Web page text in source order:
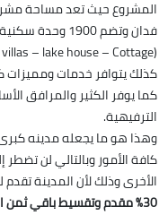
فدان وتضم
(Townhouses – Stand alones – chillout villas – lake house – Cottage)
كذلك يتوافر خدمات ومميزات
كما يوفر الكثير والمرافق
الترفيهية.
وهذا هو ما يجعله مدينه
كافة الأمور وبالتالي لن
الأخرى وذلك لأن المدينة
%30 مقدم وتقسيط باقي ثمن الوحدة علي 7 سنوات بدون فوائد.